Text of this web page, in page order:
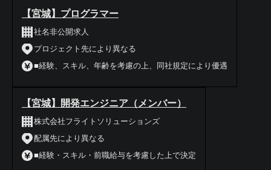
【宮城】プログラマー
社名非公開求人
プロジェクト先により異なる
■経験、スキル、年齢を考慮の上、同社規定により優遇
【宮城】開発エンジニア（メンバー）
株式会社フライトソリューションズ
配属先により異なる
■経験・スキル・前職給与を考慮した上で決定